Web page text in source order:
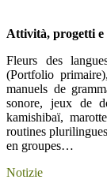
Attività, progetti e
Fleurs des
(Portfolio
manuels de
sonore, jeux de
kamishibaï,
routines
en groupes…
Notizie